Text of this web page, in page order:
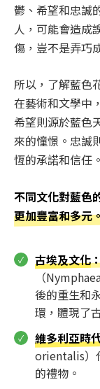
鬱、希望和忠誠
人，可能會造成
傷，豈不是弄巧
所以，了解藍色
在藝術和文學中
希望則源於藍色
來的憧憬。忠誠
恆的承諾和信任。
不同文化對藍色
更加豐富和多元
古埃及文化
（
後的重生和
環，體現了
維多利亞時
orientalis）
的禮物。